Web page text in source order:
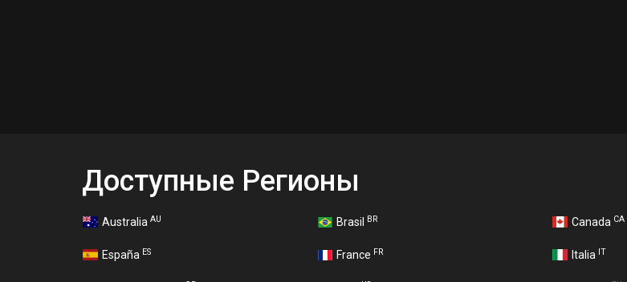
Доступные Регионы
Australia AU Brasil BR Canada CA
España ES France FR Italia IT